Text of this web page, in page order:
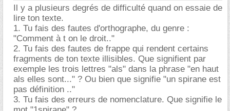
Il y a plusieurs degrés de difficulté quand on essaie de
lire ton texte.
1. Tu fais des fautes d'orthographe, du genre :
"Comment à t on le droit.."
2. Tu fais des fautes de frappe qui rendent certains
fragments de ton texte illisibles. Que signifient par
exemple les trois lettres "als" dans la phrase "en haut
als elles sont..." ? Ou bien que signifie "un spirane est
pas définition .."
3. Tu fais des erreurs de nomenclature. Que signifie le